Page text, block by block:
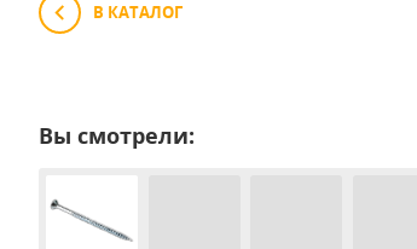
В КАТАЛОГ
Вы смотрели: